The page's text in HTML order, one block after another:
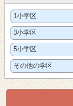
1小学区
3小学区
5小学区
その他の学区